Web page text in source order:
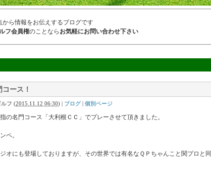
ら情報をお伝えするブログです
フ会員権のことなら お気軽にお問い合わせ下さい
ース！
フ (2015.11.12 06:30) | ブログ | 個別ページ
の名門コース「大利根ＣＣ」でプレーさせて頂きました。
ペ。
オにも登場しておりますが、その世界では有名なＱＰちゃんこと関プロと同